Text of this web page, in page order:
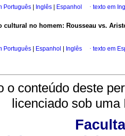
Português Inglês Espanhol · texto em
cultural no homem: Rousseau vs.
Português Espanhol Inglês · texto em
o conteúdo deste
licenciado sob uma